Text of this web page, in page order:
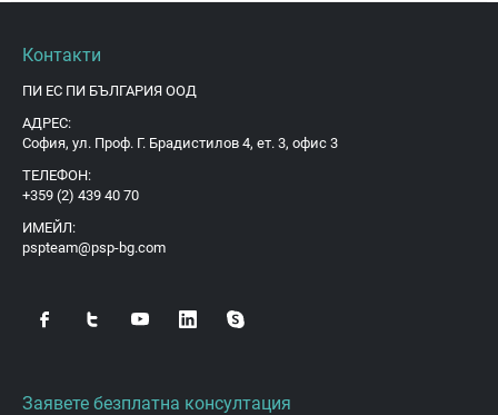
Контакти
ПИ ЕС ПИ БЪЛГАРИЯ ООД
АДРЕС:
София, ул. Проф. Г. Брадистилов 4, ет. 3, офис 3
ТЕЛЕФОН:
+359 (2) 439 40 70
ИМЕЙЛ:
pspteam@psp-bg.com
Заявете безплатна консултация